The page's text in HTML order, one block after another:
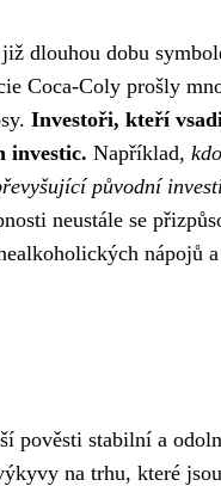
dlouhou dobu
Coca-Coly prošly
Investoři, kteří
investic. Například,
původní
neustále se
pověsti stabilní a
na trhu, které